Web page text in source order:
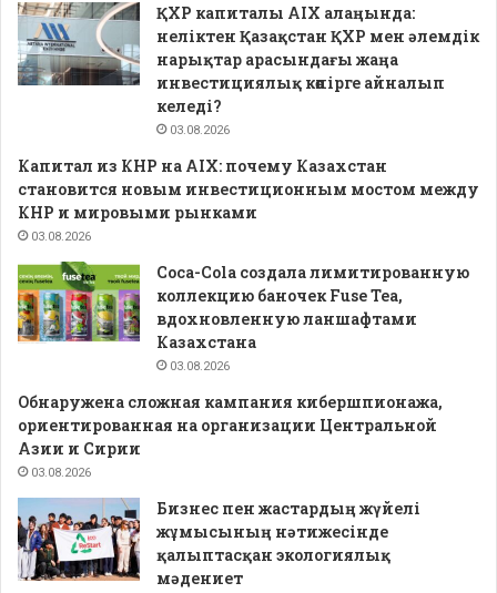
ҚХР капиталы AIX алаңында:
неліктен Қазақстан ҚХР мен әлемдік
нарықтар арасындағы жаңа
инвестициялық көпірге айналып
келеді?
03.08.2026
Капитал из КНР на AIX: почему Казахстан
становится новым инвестиционным мостом между
КНР и мировыми рынками
03.08.2026
Coca-Cola создала лимитированную
коллекцию баночек Fuse Tea,
вдохновленную ланшафтами
Казахстана
03.08.2026
Обнаружена сложная кампания кибершпионажа,
ориентированная на организации Центральной
Азии и Сирии
03.08.2026
Бизнес пен жастардың жүйелі
жұмысының нәтижесінде
қалыптасқан экологиялық
мәдениет